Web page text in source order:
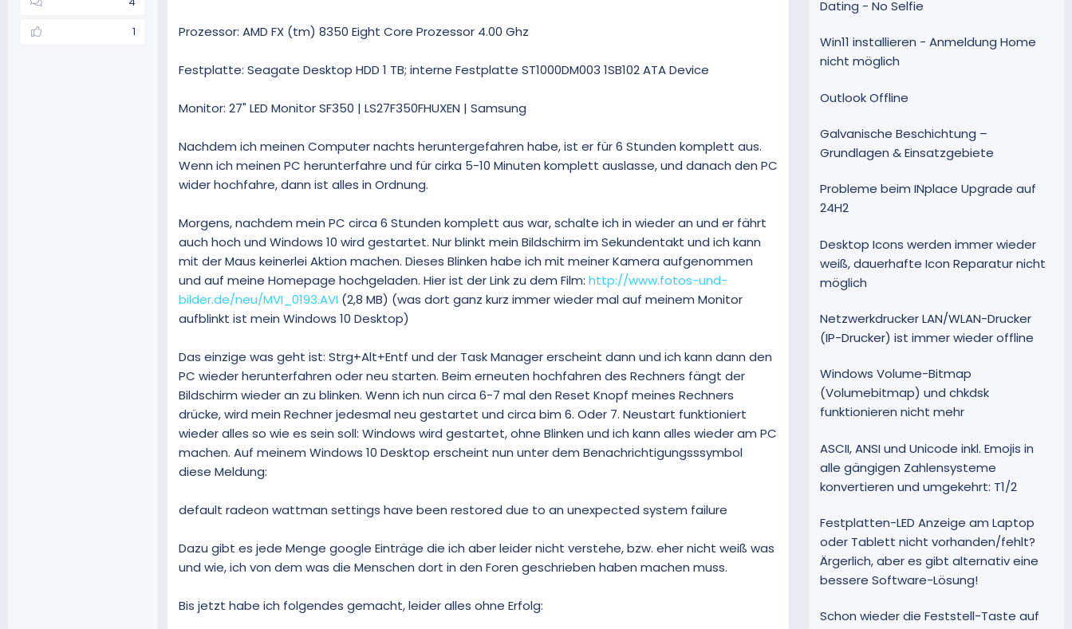
1
Prozessor: AMD FX (tm) 8350 Eight Core Prozessor 4.00 Ghz
Festplatte: Seagate Desktop HDD 1 TB; interne Festplatte ST1000DM003 1SB102 ATA Device
Monitor: 27" LED Monitor SF350 | LS27F350FHUXEN | Samsung
Nachdem ich meinen Computer nachts heruntergefahren habe, ist er für 6 Stunden komplett aus.
Wenn ich meinen PC herunterfahre und für cirka 5-10 Minuten komplett auslasse, und danach den PC
wider hochfahre, dann ist alles in Ordnung.
Morgens, nachdem mein PC circa 6 Stunden komplett aus war, schalte ich in wieder an und er fährt
auch hoch und Windows 10 wird gestartet. Nur blinkt mein Bildschirm im Sekundentakt und ich kann
mit der Maus keinerlei Aktion machen. Dieses Blinken habe ich mit meiner Kamera aufgenommen
und auf meine Homepage hochgeladen. Hier ist der Link zu dem Film: http://www.fotos-und-
bilder.de/neu/MVI_0193.AVI (2,8 MB) (was dort ganz kurz immer wieder mal auf meinem Monitor
aufblinkt ist mein Windows 10 Desktop)
Das einzige was geht ist: Strg+Alt+Entf und der Task Manager erscheint dann und ich kann dann den
PC wieder herunterfahren oder neu starten. Beim erneuten hochfahren des Rechners fängt der
Bildschirm wieder an zu blinken. Wenn ich nun circa 6-7 mal den Reset Knopf meines Rechners
drücke, wird mein Rechner jedesmal neu gestartet und circa bim 6. Oder 7. Neustart funktioniert
wieder alles so wie es sein soll: Windows wird gestartet, ohne Blinken und ich kann alles wieder am PC
machen. Auf meinem Windows 10 Desktop erscheint nun unter dem Benachrichtigungsssymbol
diese Meldung:
default radeon wattman settings have been restored due to an unexpected system failure
Dazu gibt es jede Menge google Einträge die ich aber leider nicht verstehe, bzw. eher nicht weiß was
und wie, ich von dem was die Menschen dort in den Foren geschrieben haben machen muss.
Bis jetzt habe ich folgendes gemacht, leider alles ohne Erfolg:
Dating - No Selfie
Win11 installieren - Anmeldung Home
nicht möglich
Outlook Offline
Galvanische Beschichtung –
Grundlagen & Einsatzgebiete
Probleme beim INplace Upgrade auf
24H2
Desktop Icons werden immer wieder
weiß, dauerhafte Icon Reparatur nicht
möglich
Netzwerkdrucker LAN/WLAN-Drucker
(IP-Drucker) ist immer wieder offline
Windows Volume-Bitmap
(Volumebitmap) und chkdsk
funktionieren nicht mehr
ASCII, ANSI und Unicode inkl. Emojis in
alle gängigen Zahlensysteme
konvertieren und umgekehrt: T1/2
Festplatten-LED Anzeige am Laptop
oder Tablett nicht vorhanden/fehlt?
Ärgerlich, aber es gibt alternativ eine
bessere Software-Lösung!
Schon wieder die Feststell-Taste auf